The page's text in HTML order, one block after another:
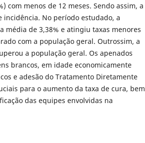
com menos de 12 meses. Sendo assim, a
incidência. No período estudado, a
média de 3,38% e atingiu taxas menores
com a população geral. Outrossim, a
a população geral. Os apenados
brancos, em idade economicamente
e adesão do Tratamento Diretamente
para o aumento da taxa de cura, bem
das equipes envolvidas na